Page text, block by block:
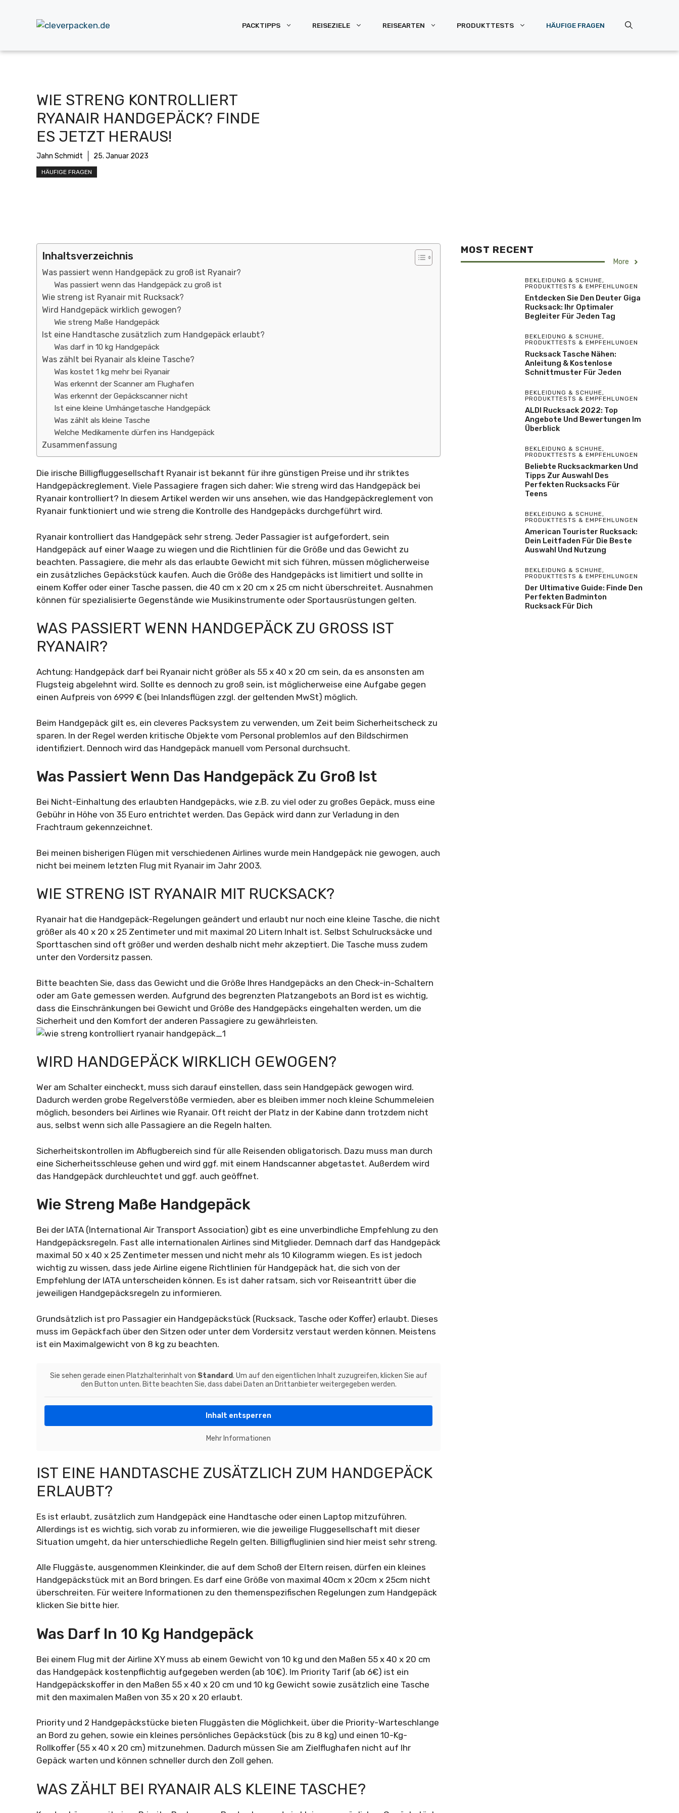
PACKTIPPS REISEZIELE REISEARTEN PRODUKTTESTS HÄUFIGE FRAGEN
WIE STRENG KONTROLLIERT
RYANAIR HANDGEPÄCK? FINDE
ES JETZT HERAUS!
Jahn Schmidt 25. Januar 2023
HÄUFIGE FRAGEN
Inhaltsverzeichnis
Was passiert wenn Handgepäck zu groß ist Ryanair?
Was passiert wenn das Handgepäck zu groß ist
Wie streng ist Ryanair mit Rucksack?
Wird Handgepäck wirklich gewogen?
Wie streng Maße Handgepäck
Ist eine Handtasche zusätzlich zum Handgepäck erlaubt?
Was darf in 10 kg Handgepäck
Was zählt bei Ryanair als kleine Tasche?
Was kostet 1 kg mehr bei Ryanair
Was erkennt der Scanner am Flughafen
Was erkennt der Gepäckscanner nicht
Ist eine kleine Umhängetasche Handgepäck
Was zählt als kleine Tasche
Welche Medikamente dürfen ins Handgepäck
Zusammenfassung
Die irische Billigfluggesellschaft Ryanair ist bekannt für ihre günstigen Preise und ihr striktes
Handgepäckreglement. Viele Passagiere fragen sich daher: Wie streng wird das Handgepäck bei
Ryanair kontrolliert? In diesem Artikel werden wir uns ansehen, wie das Handgepäckreglement von
Ryanair funktioniert und wie streng die Kontrolle des Handgepäcks durchgeführt wird.
Ryanair kontrolliert das Handgepäck sehr streng. Jeder Passagier ist aufgefordert, sein
Handgepäck auf einer Waage zu wiegen und die Richtlinien für die Größe und das Gewicht zu
beachten. Passagiere, die mehr als das erlaubte Gewicht mit sich führen, müssen möglicherweise
ein zusätzliches Gepäckstück kaufen. Auch die Größe des Handgepäcks ist limitiert und sollte in
einem Koffer oder einer Tasche passen, die 40 cm x 20 cm x 25 cm nicht überschreitet. Ausnahmen
können für spezialisierte Gegenstände wie Musikinstrumente oder Sportausrüstungen gelten.
WAS PASSIERT WENN HANDGEPÄCK ZU GROSS IST R
YANAIR?
Achtung: Handgepäck darf bei Ryanair nicht größer als 55 x 40 x 20 cm sein, da es ansonsten am
Flugsteig abgelehnt wird. Sollte es dennoch zu groß sein, ist möglicherweise eine Aufgabe gegen
einen Aufpreis von 6999 € (bei Inlandsflügen zzgl. der geltenden MwSt) möglich.
Beim Handgepäck gilt es, ein cleveres Packsystem zu verwenden, um Zeit beim Sicherheitscheck zu
sparen. In der Regel werden kritische Objekte vom Personal problemlos auf den Bildschirmen
identifiziert. Dennoch wird das Handgepäck manuell vom Personal durchsucht.
Was Passiert Wenn Das Handgepäck Zu Groß Ist
Bei Nicht-Einhaltung des erlaubten Handgepäcks, wie z.B. zu viel oder zu großes Gepäck, muss eine
Gebühr in Höhe von 35 Euro entrichtet werden. Das Gepäck wird dann zur Verladung in den
Frachtraum gekennzeichnet.
Bei meinen bisherigen Flügen mit verschiedenen Airlines wurde mein Handgepäck nie gewogen, auch
nicht bei meinem letzten Flug mit Ryanair im Jahr 2003.
WIE STRENG IST RYANAIR MIT RUCKSACK?
Ryanair hat die Handgepäck-Regelungen geändert und erlaubt nur noch eine kleine Tasche, die nicht
größer als 40 x 20 x 25 Zentimeter und mit maximal 20 Litern Inhalt ist. Selbst Schulrucksäcke und
Sporttaschen sind oft größer und werden deshalb nicht mehr akzeptiert. Die Tasche muss zudem
unter den Vordersitz passen.
Bitte beachten Sie, dass das Gewicht und die Größe Ihres Handgepäcks an den Check-in-Schaltern
oder am Gate gemessen werden. Aufgrund des begrenzten Platzangebots an Bord ist es wichtig,
dass die Einschränkungen bei Gewicht und Größe des Handgepäcks eingehalten werden, um die
Sicherheit und den Komfort der anderen Passagiere zu gewährleisten.
WIRD HANDGEPÄCK WIRKLICH GEWOGEN?
Wer am Schalter eincheckt, muss sich darauf einstellen, dass sein Handgepäck gewogen wird.
Dadurch werden grobe Regelverstöße vermieden, aber es bleiben immer noch kleine Schummeleien
möglich, besonders bei Airlines wie Ryanair. Oft reicht der Platz in der Kabine dann trotzdem nicht
aus, selbst wenn sich alle Passagiere an die Regeln halten.
Sicherheitskontrollen im Abflugbereich sind für alle Reisenden obligatorisch. Dazu muss man durch
eine Sicherheitsschleuse gehen und wird ggf. mit einem Handscanner abgetastet. Außerdem wird
das Handgepäck durchleuchtet und ggf. auch geöffnet.
Wie Streng Maße Handgepäck
Bei der IATA (International Air Transport Association) gibt es eine unverbindliche Empfehlung zu den
Handgepäcksregeln. Fast alle internationalen Airlines sind Mitglieder. Demnach darf das Handgepäck
maximal 50 x 40 x 25 Zentimeter messen und nicht mehr als 10 Kilogramm wiegen. Es ist jedoch
wichtig zu wissen, dass jede Airline eigene Richtlinien für Handgepäck hat, die sich von der
Empfehlung der IATA unterscheiden können. Es ist daher ratsam, sich vor Reiseantritt über die
jeweiligen Handgepäcksregeln zu informieren.
Grundsätzlich ist pro Passagier ein Handgepäckstück (Rucksack, Tasche oder Koffer) erlaubt. Dieses
muss im Gepäckfach über den Sitzen oder unter dem Vordersitz verstaut werden können. Meistens
ist ein Maximalgewicht von 8 kg zu beachten.
Sie sehen gerade einen Platzhalterinhalt von Standard. Um auf den eigentlichen Inhalt zuzugreifen, klicken Sie auf
den Button unten. Bitte beachten Sie, dass dabei Daten an Drittanbieter weitergegeben werden.
Inhalt entsperren
Mehr Informationen
IST EINE HANDTASCHE ZUSÄTZLICH ZUM HANDGEPÄCK
ERLAUBT?
Es ist erlaubt, zusätzlich zum Handgepäck eine Handtasche oder einen Laptop mitzuführen.
Allerdings ist es wichtig, sich vorab zu informieren, wie die jeweilige Fluggesellschaft mit dieser
Situation umgeht, da hier unterschiedliche Regeln gelten. Billigfluglinien sind hier meist sehr streng.
Alle Fluggäste, ausgenommen Kleinkinder, die auf dem Schoß der Eltern reisen, dürfen ein kleines
Handgepäckstück mit an Bord bringen. Es darf eine Größe von maximal 40cm x 20cm x 25cm nicht
überschreiten. Für weitere Informationen zu den themenspezifischen Regelungen zum Handgepäck
klicken Sie bitte hier.
Was Darf In 10 Kg Handgepäck
Bei einem Flug mit der Airline XY muss ab einem Gewicht von 10 kg und den Maßen 55 x 40 x 20 cm
das Handgepäck kostenpflichtig aufgegeben werden (ab 10€). Im Priority Tarif (ab 6€) ist ein
Handgepäckskoffer in den Maßen 55 x 40 x 20 cm und 10 kg Gewicht sowie zusätzlich eine Tasche
mit den maximalen Maßen von 35 x 20 x 20 erlaubt.
Priority und 2 Handgepäckstücke bieten Fluggästen die Möglichkeit, über die Priority-Warteschlange
an Bord zu gehen, sowie ein kleines persönliches Gepäckstück (bis zu 8 kg) und einen 10-Kg-
Rollkoffer (55 x 40 x 20 cm) mitzunehmen. Dadurch müssen Sie am Zielflughafen nicht auf Ihr
Gepäck warten und können schneller durch den Zoll gehen.
WAS ZÄHLT BEI RYANAIR ALS KLEINE TASCHE?
MOST RECENT
More
BEKLEIDUNG & SCHUHE,
PRODUKTTESTS & EMPFEHLUNGEN
Entdecken Sie Den Deuter Giga
Rucksack: Ihr Optimaler
Begleiter Für Jeden Tag
BEKLEIDUNG & SCHUHE,
PRODUKTTESTS & EMPFEHLUNGEN
Rucksack Tasche Nähen:
Anleitung & Kostenlose
Schnittmuster Für Jeden
BEKLEIDUNG & SCHUHE,
PRODUKTTESTS & EMPFEHLUNGEN
ALDI Rucksack 2022: Top
Angebote Und Bewertungen Im
Überblick
BEKLEIDUNG & SCHUHE,
PRODUKTTESTS & EMPFEHLUNGEN
Beliebte Rucksackmarken Und
Tipps Zur Auswahl Des
Perfekten Rucksacks Für
Teens
BEKLEIDUNG & SCHUHE,
PRODUKTTESTS & EMPFEHLUNGEN
American Tourister Rucksack:
Dein Leitfaden Für Die Beste
Auswahl Und Nutzung
BEKLEIDUNG & SCHUHE,
PRODUKTTESTS & EMPFEHLUNGEN
Der Ultimative Guide: Finde Den
Perfekten Badminton
Rucksack Für Dich